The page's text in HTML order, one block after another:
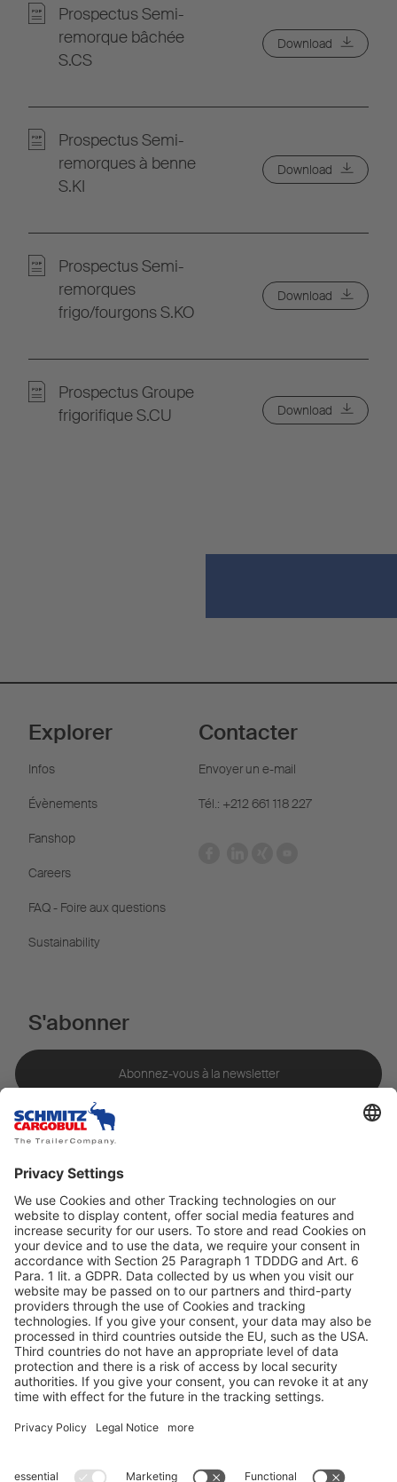
Prospectus Semi-
remorque bâchée
S.CS
Download
Prospectus Semi-
remorques à benne
S.KI
Download
Prospectus Semi-
remorques
frigo/fourgons S.KO
Download
Prospectus Groupe
frigorifique S.CU
Download
Explorer
Infos
Évènements
Fanshop
Careers
FAQ - Foire aux questions
Sustainability
Contacter
Envoyer un e-mail
Tél.: +212 661 118 227
S'abonner